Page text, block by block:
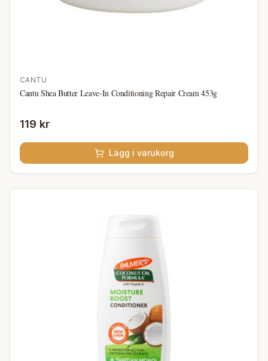
CANTU
Cantu Shea Butter Leave-In Conditioning Repair Cream 453g
119 kr
Lägg i varukorg